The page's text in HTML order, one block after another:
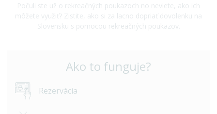
Počuli ste už o rekreačných poukazoch no neviete, ako ich
môžete využiť? Zistite, ako si za lacno dopriať dovolenku na
Slovensku s pomocou rekreačných poukazov.
Ako to funguje?
Rezervácia